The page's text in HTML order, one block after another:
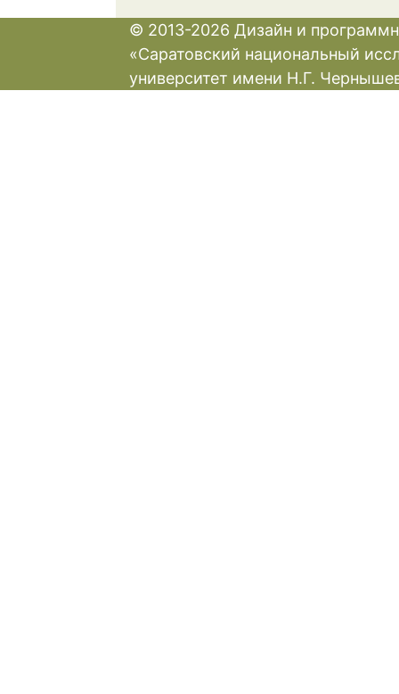
© 2013-2026 Дизайн и
«Саратовский национальный
университет имени Н.Г.